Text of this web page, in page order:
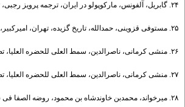
۲۴. گابریل، آلفونس، مارکوپولو در ایران، ترجمه پرویز رجبی، تهران، اساطیر، ۱۳۸۱ش.
۲۵. مستوفی قزوینی، حمدالله، تاریخ گزیده، تهران، امیرکبیر، ۱۳۷۸ش.
۲۶. منشی کرمانی، ناصرالدین، سمط العلی للحضره العلیا، تصحیح عباس اقبال، تهران، اساطیر، ۱۳۶۲ش.
۲۷. منشی کرمانی، ناصرالدین، سمط العلی للحضره العلیا، تصحیح و پژوهش مریم میر شمسی، تهران، انتشارات دکترمحمود افشار با همکاری نشر سخن، ۱۳۹۴ش.
۲۸. میرخواند، محمدبن خاوندشاه بن محمود، روضه الصفا فی سیره الانبیاء و الملوک و الخلفا، تصحیح و تحشیه جمشید کیان فر، تهران، اساطیر، ۱۳۸۰ش.